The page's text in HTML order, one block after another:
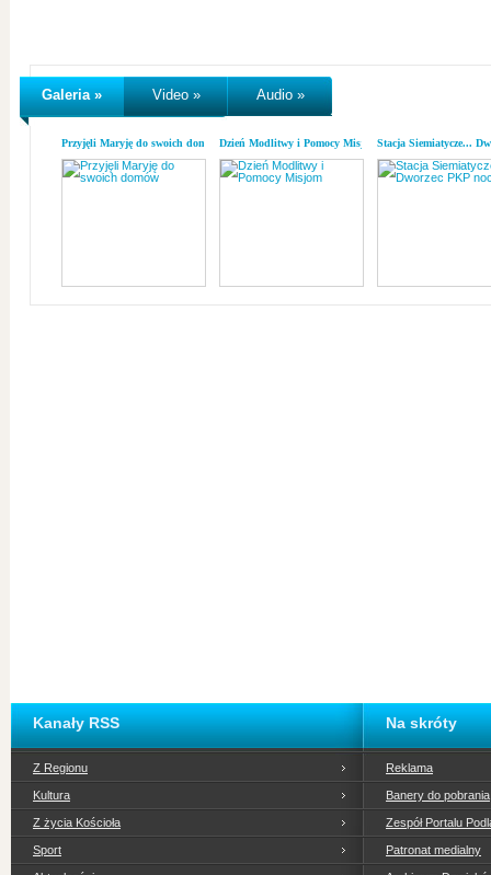
Galeria » Video » Audio »
Przyjęli Maryję do swoich domówDzień Modlitwy i Pomocy MisjomStacja Siemiatycze...
Kanały RSS
Z Regionu
Kultura
Z życia Kościoła
Sport
Na skróty
Reklama
Banery do pobrania
Zespół Portalu
Patronat medialny